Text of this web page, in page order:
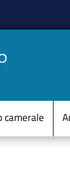
camerale